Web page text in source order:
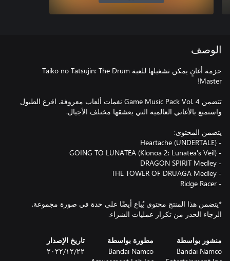
الوصف
حزمة أغانٍ يمكن تشغيلها للعبة Taiko no Tatsujin: The Drum
تتضمن Game Music Pack Vol. 4 نغمات ألعاب معروفة. اقرع الطبول
*يتضمن هذا المنتج محتوى يُباع أيضًا على حدة في صورة مجموعة.
الرجاء الحذر من تكرار عمليات الشراء.
منشور بواسطة
Bandai Namco
مطورة بواسطة
Bandai Namco
تاريخ الإصدار
٢٢‏/١٢‏/٢٠٢٢